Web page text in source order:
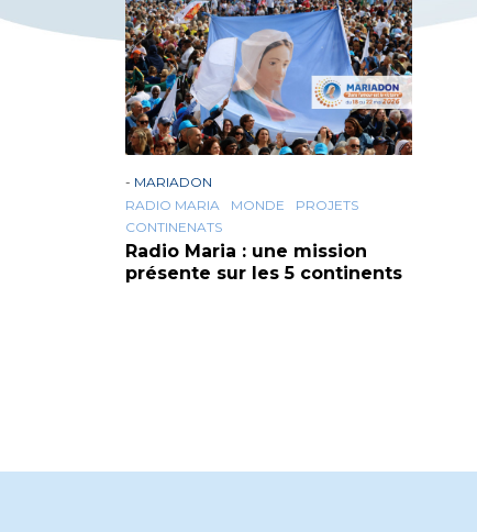
- MARIADON
RADIO MARIA
MONDE
PROJETS
CONTINENATS
Radio Maria : une mission
présente sur les 5 continents